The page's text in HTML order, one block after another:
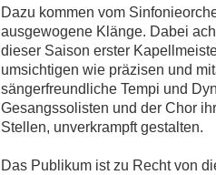
Dazu kommen vom
ausgewogene Klänge. Dabei
dieser Saison erster
umsichtigen wie präzisen und
sängerfreundliche Tempi und
Gesangssolisten und der Chor
Stellen, unverkrampft gestalten.
Das Publikum ist zu Recht von